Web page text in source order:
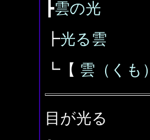
┣雲の光
┣光る雲
┗【 雲（くも）
目が光る